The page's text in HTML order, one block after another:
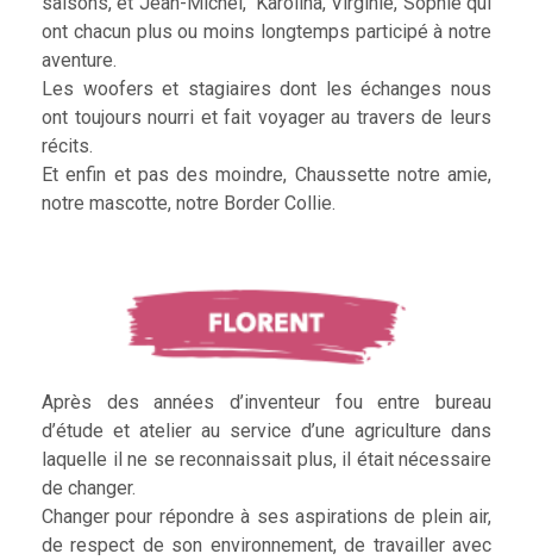
ont chacun plus ou moins longtemps participé à notre
aventure.
Les woofers et stagiaires dont les échanges nous
ont toujours nourri et fait voyager au travers de leurs
récits.
Et enfin et pas des moindre, Chaussette notre amie,
notre mascotte, notre Border Collie.
Après des années d’inventeur fou entre bureau
d’étude et atelier au service d’une agriculture dans
laquelle il ne se reconnaissait plus, il était nécessaire
de changer.
Changer pour répondre à ses aspirations de plein air,
de respect de son environnement, de travailler avec